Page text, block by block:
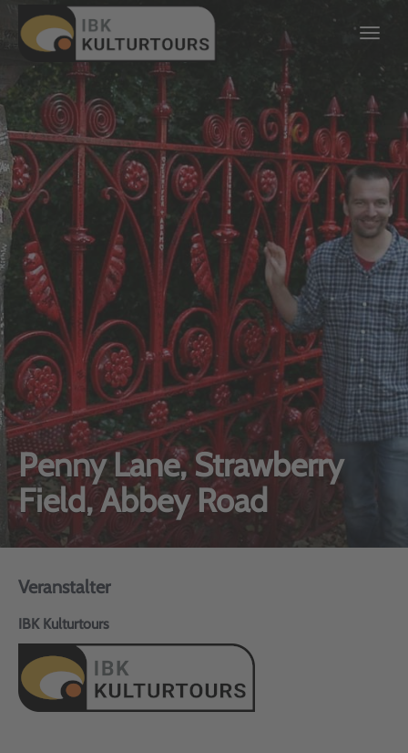
Penny Lane, Strawberry
Field, Abbey Road
KULTURTOURS
Veranstalter
IBK Kulturtours